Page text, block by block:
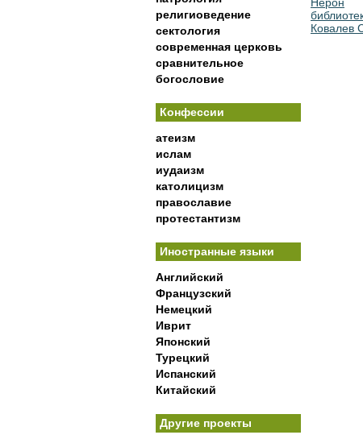
религиоведение
сектология
современная церковь
сравнительное
богословие
Конфессии
атеизм
ислам
иудаизм
католицизм
православие
протестантизм
Иностранные языки
Английский
Французский
Немецкий
Иврит
Японский
Турецкий
Испанский
Китайский
Другие проекты
Ковалев